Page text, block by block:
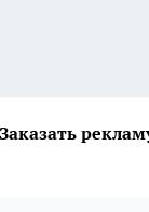
Заказать